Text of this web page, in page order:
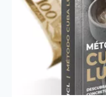
DA
COMUNIDADE
DA
KARLA
GONÇALVES,
FUNCIONA
MESMO?
HOTMART